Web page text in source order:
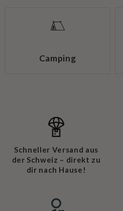
Camping
Schneller Versand aus
der Schweiz – direkt zu
dir nach Hause!